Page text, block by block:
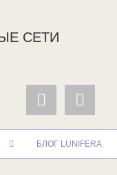
СЕТИ
БЛОГ LUNIFERA